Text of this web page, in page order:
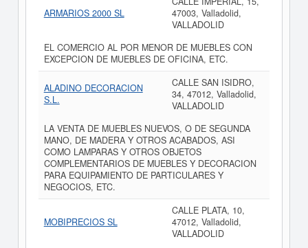
ARMARIOS 2000 SL
47003, Valladolid,
VALLADOLID
EL COMERCIO AL POR MENOR DE MUEBLES CON
EXCEPCION DE MUEBLES DE OFICINA, ETC.
ALADINO DECORACION
S.L.
CALLE SAN ISIDRO,
34, 47012, Valladolid,
VALLADOLID
LA VENTA DE MUEBLES NUEVOS, O DE SEGUNDA
MANO, DE MADERA Y OTROS ACABADOS, ASI
COMO LAMPARAS Y OTROS OBJETOS
COMPLEMENTARIOS DE MUEBLES Y DECORACION
PARA EQUIPAMIENTO DE PARTICULARES Y
NEGOCIOS, ETC.
MOBIPRECIOS SL
CALLE PLATA, 10,
47012, Valladolid,
VALLADOLID